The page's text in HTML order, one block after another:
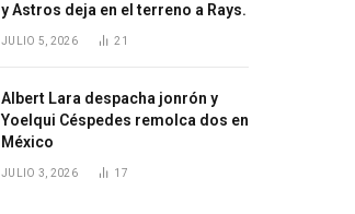
y Astros deja en el terreno a Rays.
JULIO 5, 2026 21
Albert Lara despacha jonrón y
Yoelqui Céspedes remolca dos en
México
JULIO 3, 2026 17